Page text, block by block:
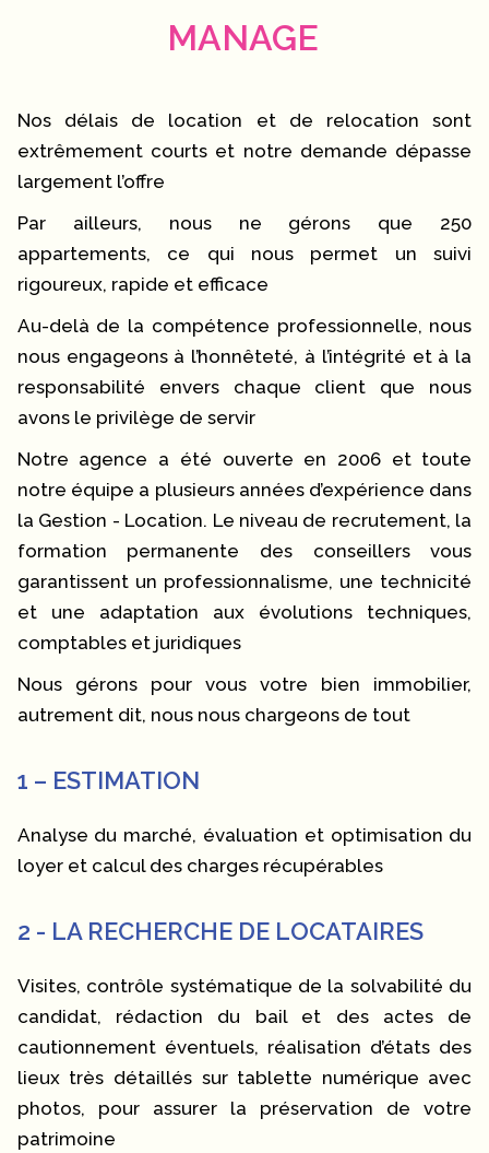
MANAGE
Nos délais de location et de relocation sont
extrêmement courts et notre demande dépasse
largement l’offre
Par ailleurs, nous ne gérons que 250
appartements, ce qui nous permet un suivi
rigoureux, rapide et efficace
Au-delà de la compétence professionnelle, nous
nous engageons à l’honnêteté, à l’intégrité et à la
responsabilité envers chaque client que nous
avons le privilège de servir
Notre agence a été ouverte en 2006 et toute
notre équipe a plusieurs années d’expérience dans
la Gestion - Location. Le niveau de recrutement, la
formation permanente des conseillers vous
garantissent un professionnalisme, une technicité
et une adaptation aux évolutions techniques,
comptables et juridiques
Nous gérons pour vous votre bien immobilier,
autrement dit, nous nous chargeons de tout
1 – ESTIMATION
Analyse du marché, évaluation et optimisation du
loyer et calcul des charges récupérables
2 - LA RECHERCHE DE LOCATAIRES
Visites, contrôle systématique de la solvabilité du
candidat, rédaction du bail et des actes de
cautionnement éventuels, réalisation d’états des
lieux très détaillés sur tablette numérique avec
photos, pour assurer la préservation de votre
patrimoine